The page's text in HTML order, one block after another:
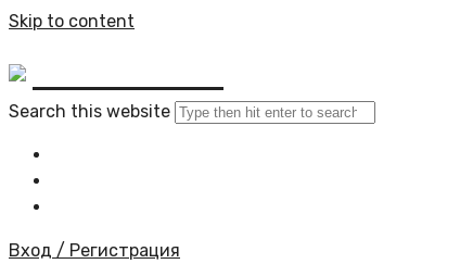
Skip to content
Search this website
Вход / Регистрация